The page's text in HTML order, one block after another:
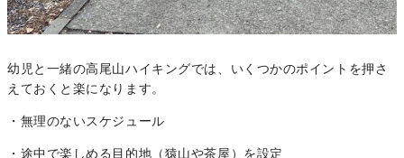
幼児と一緒の高尾山ハイキングでは、いくつかのポイントを押さ
えておくと楽になります。
・無理のないスケジュール
・途中で楽しめる目的地（猿山や茶屋）を設定